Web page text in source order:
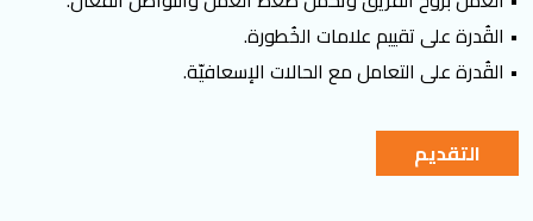
• القُدرة على تقييم علامات الخُطورة.
• القُدرة على التعامل مع الحالات الإسعافيّة.
التقديم